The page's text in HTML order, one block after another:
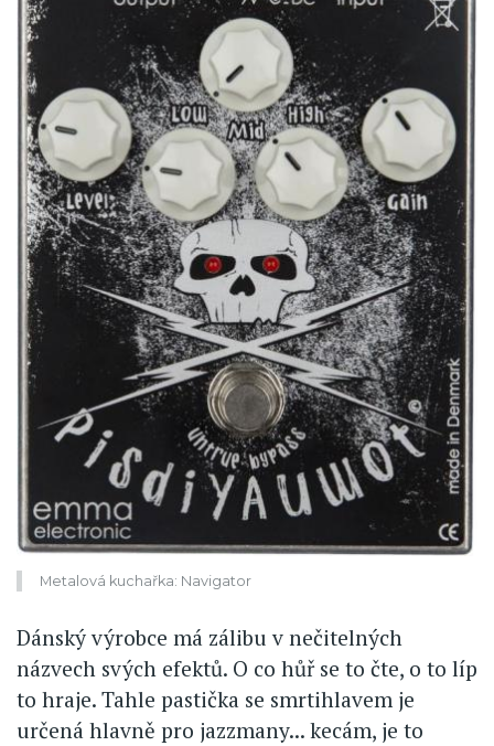
Metalová kuchařka: Navigator
Dánský výrobce má zálibu v nečitelných
názvech svých efektů. O co hůř se to čte, o to líp
to hraje. Tahle pastička se smrtihlavem je
určená hlavně pro jazzmany... kecám, je to